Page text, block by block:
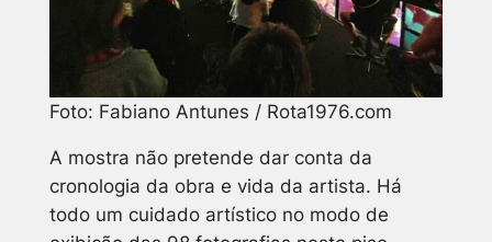
Foto: Fabiano Antunes / Rota1976.com
A mostra não pretende dar conta da
cronologia da obra e vida da artista. Há
todo um cuidado artístico no modo de